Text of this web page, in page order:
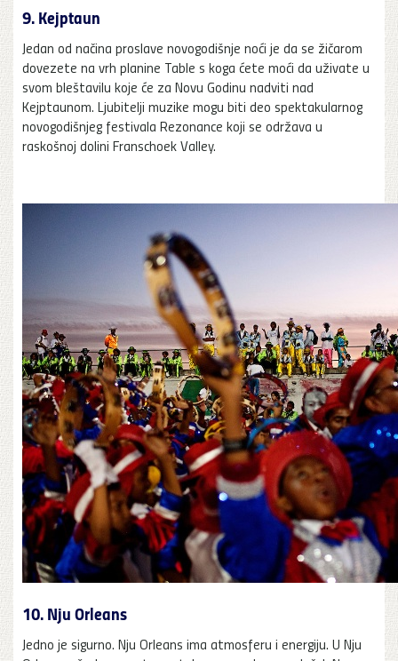
9. Kejptaun
Jedan od načina proslave novogodišnje noći je da se žičarom
dovezete na vrh planine Table s koga ćete moći da uživate u
svom bleštavilu koje će za Novu Godinu nadviti nad
Kejptaunom. Ljubitelji muzike mogu biti deo spektakularnog
novogodišnjeg festivala Rezonance koji se održava u
raskošnoj dolini Franschoek Valley.
10. Nju Orleans
Jedno je sigurno. Nju Orleans ima atmosferu i energiju. U Nju